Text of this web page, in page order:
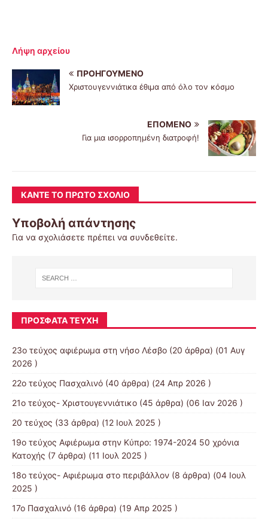
Λήψη αρχείου
ΠΡΟΗΓΟΎΜΕΝΟ
Χριστουγεννιάτικα έθιμα από όλο τον κόσμο
ΕΠΌΜΕΝΟ
Για μια ισορροπημένη διατροφή!
ΚΆΝΤΕ ΤΟ ΠΡΏΤΟ ΣΧΌΛΙΟ
Υποβολή απάντησης
Για να σχολιάσετε πρέπει να συνδεθείτε.
ΠΡΌΣΦΑΤΑ ΤΕΎΧΗ
23ο τεύχος αφιέρωμα στη νήσο Λέσβο (20 άρθρα) (01 Αυγ
2026 )
22ο τεύχος Πασχαλινό (40 άρθρα) (24 Απρ 2026 )
21ο τεύχος- Χριστουγεννιάτικο (45 άρθρα) (06 Ιαν 2026 )
20 τεύχος (33 άρθρα) (12 Ιουλ 2025 )
19o τεύχος Αφιέρωμα στην Κύπρο: 1974-2024 50 χρόνια
Κατοχής (7 άρθρα) (11 Ιουλ 2025 )
18ο τεύχος- Αφιέρωμα στο περιβάλλον (8 άρθρα) (04 Ιουλ
2025 )
17ο Πασχαλινό (16 άρθρα) (19 Απρ 2025 )